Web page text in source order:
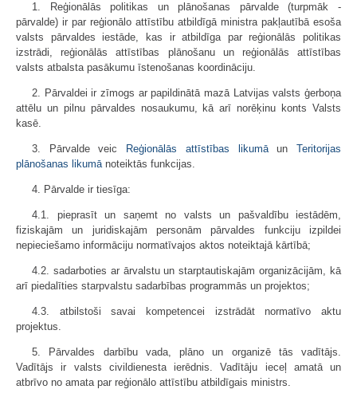
1. Reģionālās politikas un plānošanas pārvalde (turpmāk -
pārvalde) ir par reģionālo attīstību atbildīgā ministra pakļautībā esoša
valsts pārvaldes iestāde, kas ir atbildīga par reģionālās politikas
izstrādi, reģionālās attīstības plānošanu un reģionālās attīstības
valsts atbalsta pasākumu īstenošanas koordināciju.
2. Pārvaldei ir zīmogs ar papildinātā mazā Latvijas valsts ģerboņa
attēlu un pilnu pārvaldes nosaukumu, kā arī norēķinu konts Valsts
kasē.
3. Pārvalde veic Reģionālās attīstības likumāunTeritorijas
plānošanas likumānoteiktās funkcijas.
4. Pārvalde ir tiesīga:
4.1. pieprasīt un saņemt no valsts un pašvaldību iestādēm,
fiziskajām un juridiskajām personām pārvaldes funkciju izpildei
nepieciešamo informāciju normatīvajos aktos noteiktajā kārtībā;
4.2. sadarboties ar ārvalstu un starptautiskajām organizācijām, kā
arī piedalīties starpvalstu sadarbības programmās un projektos;
4.3. atbilstoši savai kompetencei izstrādāt normatīvo aktu
projektus.
5. Pārvaldes darbību vada, plāno un organizē tās vadītājs.
Vadītājs ir valsts civildienesta ierēdnis. Vadītāju ieceļ amatā un
atbrīvo no amata par reģionālo attīstību atbildīgais ministrs.